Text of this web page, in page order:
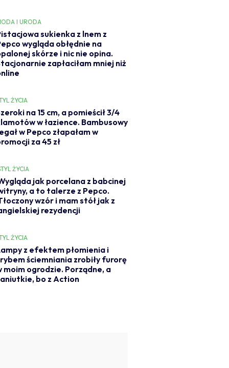
I URODA
sukienka z lnem z
wygląda obłędnie na
skórze i nic nie opina.
zapłaciłam mniej niż
ŻYCIA
na 15 cm, a pomieścił 3/4
w łazience. Bambusowy
w Pepco złapałam w
za 45 zł
ŻYCIA
jak porcelana z babcinej
a to talerze z Pepco.
wzór i mam stół jak z
rezydencji
ŻYCIA
z efektem płomienia i
ściemniania zrobiły furorę
moim ogrodzie. Porządne, a
bo z Action